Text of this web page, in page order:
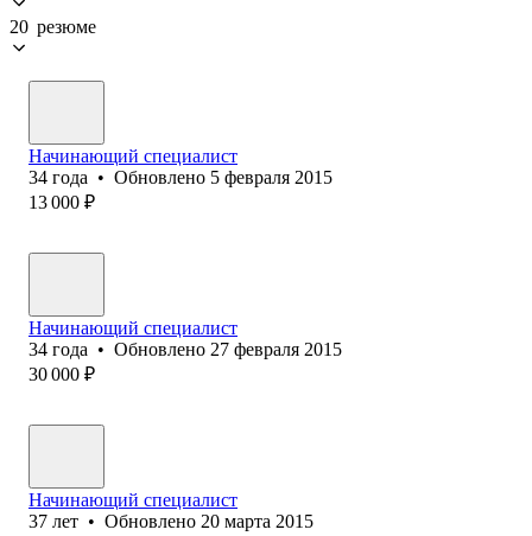
20 резюме
Начинающий специалист
34 года • Обновлено 5 февраля 2015
13 000 ₽
Начинающий специалист
34 года • Обновлено 27 февраля 2015
30 000 ₽
Начинающий специалист
37 лет • Обновлено 20 марта 2015